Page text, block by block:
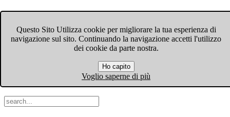
Questo Sito Utilizza cookie per migliorare la tua esperienza di
navigazione sul sito. Continuando la navigazione accetti l'utilizzo
dei cookie da parte nostra.
Ho capito
Voglio saperne di più
Menu